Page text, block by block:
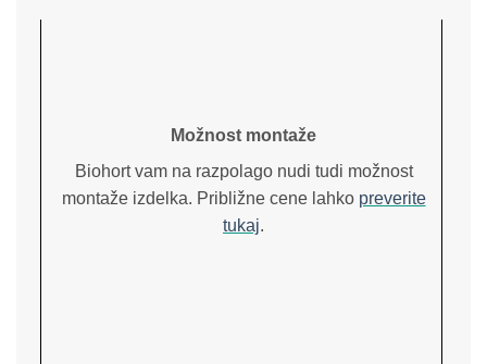
Možnost montaže
Biohort vam na razpolago nudi tudi možnost
montaže izdelka. Približne cene lahko preverite
tukaj.